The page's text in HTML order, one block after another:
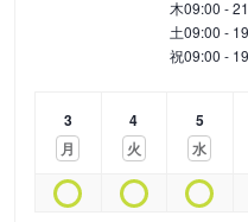
木09:00 -
土09:00 -
祝09:00 -
3
月
4
火
5
水